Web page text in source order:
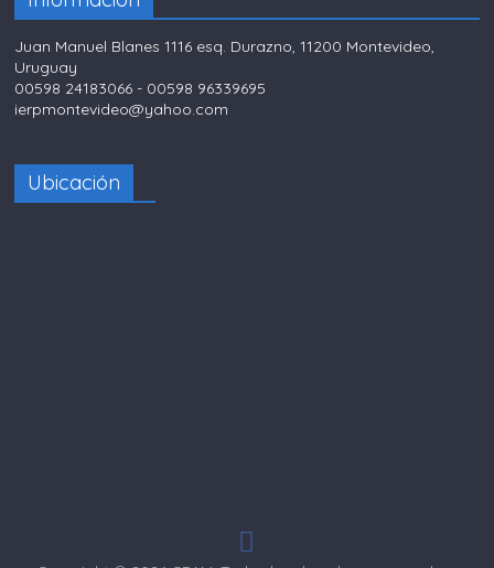
Juan Manuel Blanes 1116 esq. Durazno, 11200 Montevideo,
Uruguay
00598 24183066 - 00598 96339695
ierpmontevideo@yahoo.com
Ubicación